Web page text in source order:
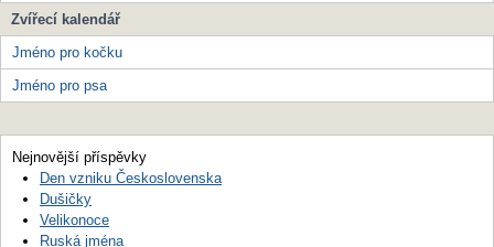
Zvířecí kalendář
Jméno pro kočku
Jméno pro psa
Nejnovější příspěvky
Den vzniku Československa
Dušičky
Velikonoce
Ruská jména